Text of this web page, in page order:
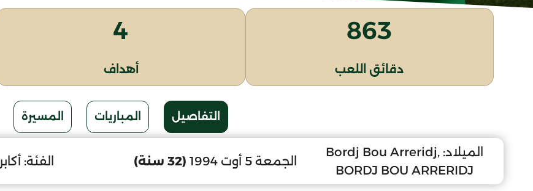
863
دقائق اللعب
4
أهداف
التفاصيل المباريات المسيرة
الميلاد: Bordj Bou Arreridj,
BORDJ BOU ARRERIDJ
الجمعة 5 أوت 1994 (32 سنة) الفئة: أكابر